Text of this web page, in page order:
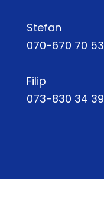
Stefan
070-670 70 53
Filip
073-830 34 39